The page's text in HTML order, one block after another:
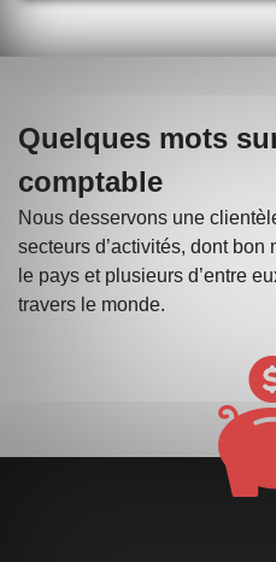
Quelques mots
comptable
Nous desservons une
secteurs d’activités, dont
le pays et plusieurs d’entre
travers le monde.